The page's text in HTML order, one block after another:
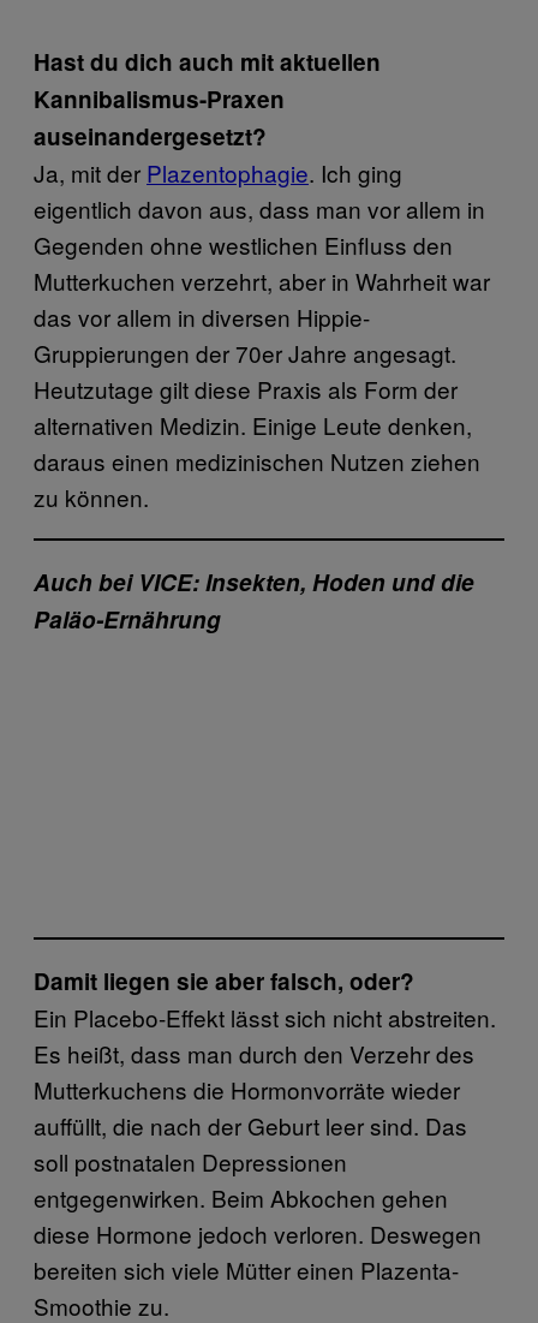
Hast du dich auch mit aktuellen
Kannibalismus-Praxen
auseinandergesetzt?
Ja, mit der Plazentophagie. Ich ging
eigentlich davon aus, dass man vor allem in
Gegenden ohne westlichen Einfluss den
Mutterkuchen verzehrt, aber in Wahrheit war
das vor allem in diversen Hippie-
Gruppierungen der 70er Jahre angesagt.
Heutzutage gilt diese Praxis als Form der
alternativen Medizin. Einige Leute denken,
daraus einen medizinischen Nutzen ziehen
zu können.
Auch bei VICE: Insekten, Hoden und die
Paläo-Ernährung
Damit liegen sie aber falsch, oder?
Ein Placebo-Effekt lässt sich nicht abstreiten.
Es heißt, dass man durch den Verzehr des
Mutterkuchens die Hormonvorräte wieder
auffüllt, die nach der Geburt leer sind. Das
soll postnatalen Depressionen
entgegenwirken. Beim Abkochen gehen
diese Hormone jedoch verloren. Deswegen
bereiten sich viele Mütter einen Plazenta-
Smoothie zu.